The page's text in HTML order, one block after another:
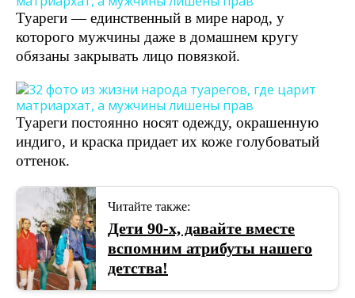
Туареги — единственный в мире народ, у
которого мужчины даже в домашнем кругу
обязаны закрывать лицо повязкой.
Туареги постоянно носят одежду, окрашенную
индиго, и краска придает их коже голубоватый
оттенок.
Читайте также:
Дети 90-х, давайте вместе
вспомним атрибуты нашего
детства!